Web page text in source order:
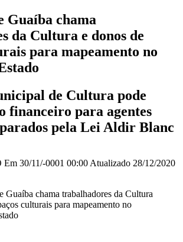
Guaíba chama
da Cultura e donos de
para mapeamento no
de Cultura pode
financeiro para agentes
pela Lei Aldir Blanc
Em 30/11/-0001 00:00 Atualizado 28/12/2020